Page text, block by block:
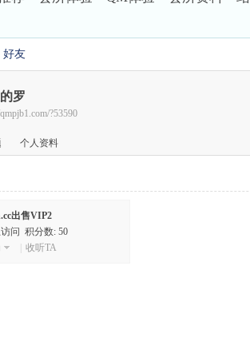
好友
罗
?53590
个人资料
出售VIP2
问 积分数: 50
收听TA